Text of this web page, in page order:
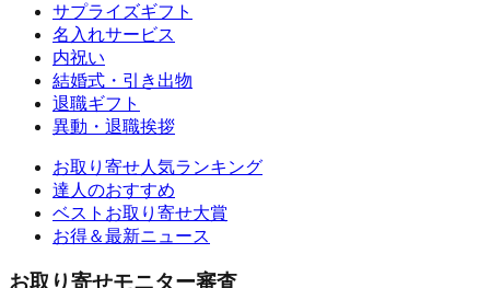
サプライズギフト
名入れサービス
内祝い
結婚式・引き出物
退職ギフト
異動・退職挨拶
お取り寄せ人気ランキング
達人のおすすめ
ベストお取り寄せ大賞
お得＆最新ニュース
お取り寄せモニター審査